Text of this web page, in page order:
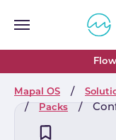
You are here:
Mapal OS
Packs